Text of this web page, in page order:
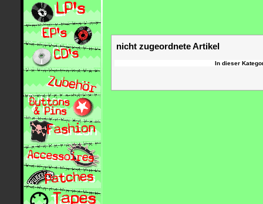
nicht zugeordnete Artikel
In dieser